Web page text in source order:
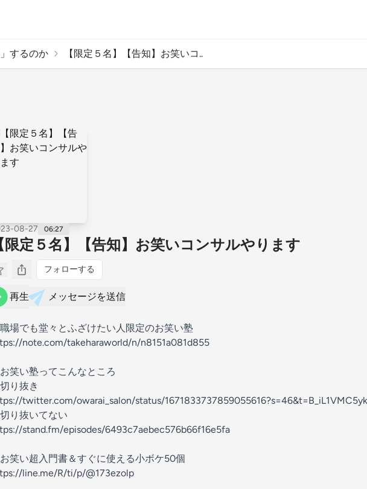
するのか 【限定５名】【告知】お笑いコ..
08-27 06:27
限定５名】【告知】お笑いコンサルやります
フォローする
再生 メッセージを送信
場でも堂々とふざけたい人限定のお笑い塾
note.com/takeharaworld/n/n8151a081d855
笑い塾ってこんなところ
切り抜き
twitter.com/owarai_salon/status/
切り抜いてない
stand.fm/episodes/6493c7aebec576b66f16e5fa
笑い超入門書＆すぐに使える小ボケ50個
line.me/R/ti/p/@173ezolp